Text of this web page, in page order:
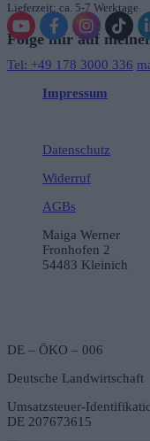
Lieferzeit: ca. 5-7 Werktage
Folge mir auf
Tel: +49 178 3000 336
Impressum
Datenschutz
Widerruf
AGBs
Maiga Werner
Fronhofen 2
54483 Kleinich
DE – ÖKO – 006
Deutsche Landwirtschaft
Umsatzsteuer-
DE 207673615